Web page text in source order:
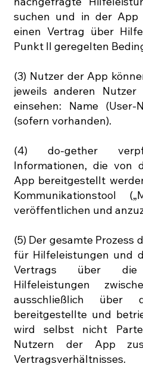
suchen und in der App
einen Vertrag über
Punkt II geregelten
(3) Nutzer der App
jeweils anderen
einsehen: Name (User-
(sofern vorhanden).
(4) do-gether
Informationen, die von
App bereitgestellt
Kommunikationstool
veröffentlichen und
(5) Der gesamte Prozess
für Hilfeleistungen und
Vertrags über
Hilfeleistungen
ausschließlich über
bereitgestellte und
wird selbst nicht
Nutzern der App
Vertragsverhältnisses.